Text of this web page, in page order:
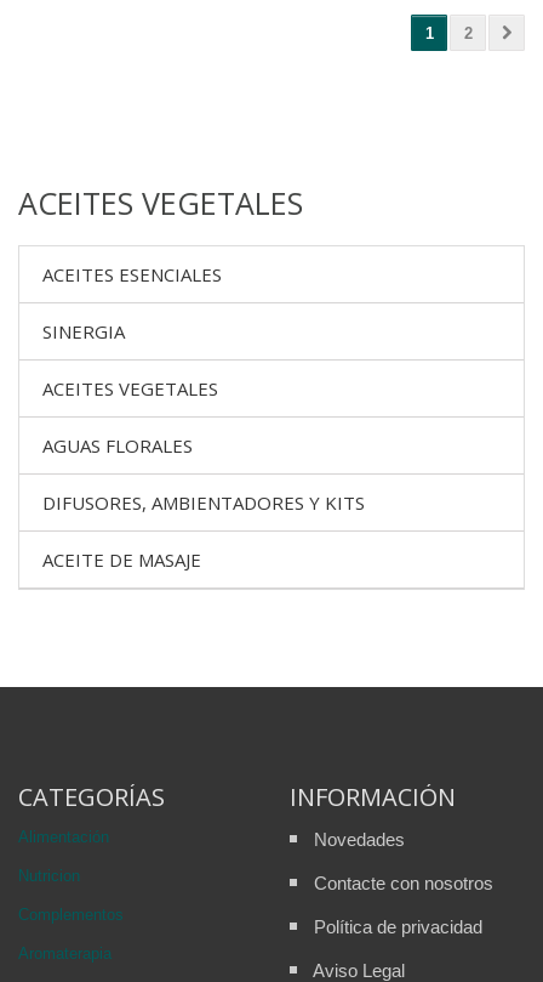
1 2
ACEITES VEGETALES
ACEITES ESENCIALES
SINERGIA
ACEITES VEGETALES
AGUAS FLORALES
DIFUSORES, AMBIENTADORES Y KITS
ACEITE DE MASAJE
CATEGORÍAS
Alimentación
Nutricion
Complementos
Aromaterapia
INFORMACIÓN
Novedades
Contacte con nosotros
Política de privacidad
Aviso Legal